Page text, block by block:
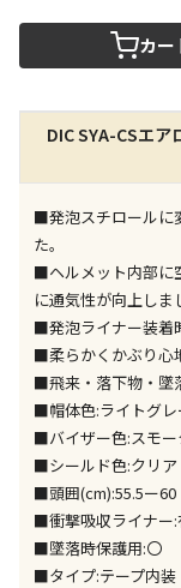
宅配や店
店舗のみ
できませ
※同時購
す
特定の
※同時購
す
委託業者
※ほか商
が、ご
※支払い
※電話注
宅配のみ
ません）
※「宅配
同時購入
カー
DIC SYA-CSエ
■発泡スチロールに
た。
■ヘルメット内部に
に通気性が向上しま
■発泡ライナー装着
■柔らかくかぶり心
■飛来・落下物・墜
■帽体色:ライトグレ
■バイザー色:スモー
■シールド色:クリア
■頭囲(cm):55.5ー60
■衝撃吸収ライナー:
■墜落時保護用:〇
■タイプ:テープ内装